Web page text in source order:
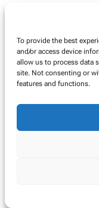
To provide the best
and/or access device
allow us to process data
site. Not consenting or
features and functions.